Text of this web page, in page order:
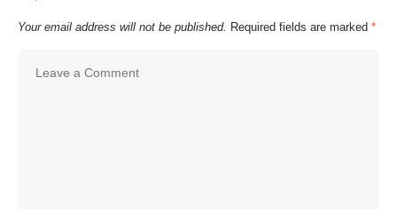
Your email address will not be published. Required fields are marked *